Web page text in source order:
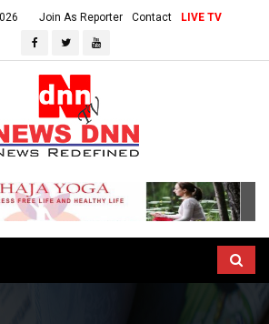
Join As Reporter Contact LIVE TV